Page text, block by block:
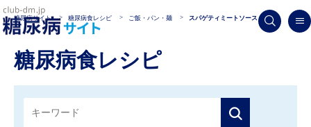
糖尿病サイト 糖尿病食レシピ ご飯・パン・麺 スパゲティミートソース
糖尿病食レシピ